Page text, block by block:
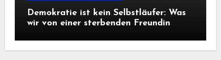
Demokratie ist kein Selbstläufer: Was
wir von einer sterbenden Freundin